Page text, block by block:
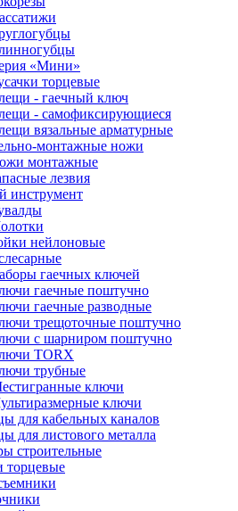
«Мини»
торцевые
- гаечный ключ
- самофиксирующиеся
вязальные арматурные
монтажные ножи
монтажные
лезвия
инструмент
нейлоновые
гаечных ключей
гаечные поштучно
гаечные разводные
трещоточные поштучно
с шарниром поштучно
TORX
трубные
ключи
ключи
для кабельных каналов
для листового металла
строительные
торцевые